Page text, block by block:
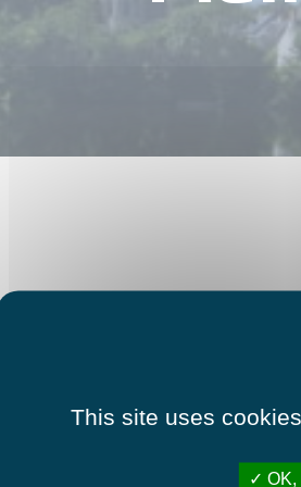
This site uses
OK,